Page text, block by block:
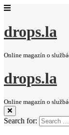
drops.la
Online magazín o
drops.la
Online magazín o
Search for: